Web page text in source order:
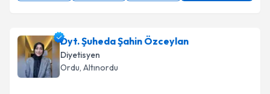
Dyt. Şuheda Şahin Özceylan
Diyetisyen
Ordu, Altınordu